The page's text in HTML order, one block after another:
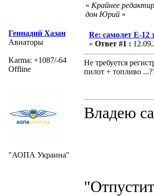
« Крайнее
дон Юрий »
Геннадий Хазан
Авиаторы
Karma: +1087/-64
Offline
"АОПА Украина"
Re: самолет Е-12
« Ответ #1 :
Не требуется
пилот + топливо
Владею
L-